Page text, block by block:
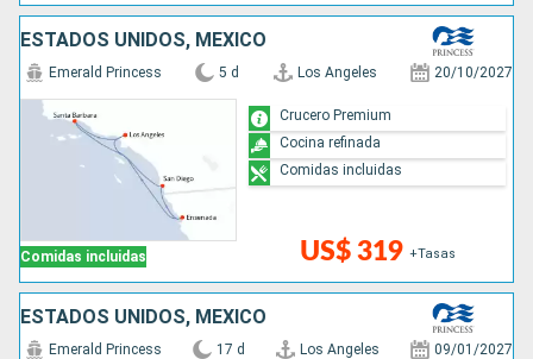
ESTADOS UNIDOS, MÉXICO
Comidas incluidas
Emerald Princess 5 d Los Angeles 20/10/2027
US$ 319 +Tasas
Crucero Premium
Cocina refinada
Comidas incluidas
ESTADOS UNIDOS, MÉXICO
Emerald Princess 17 d Los Angeles 09/01/2027